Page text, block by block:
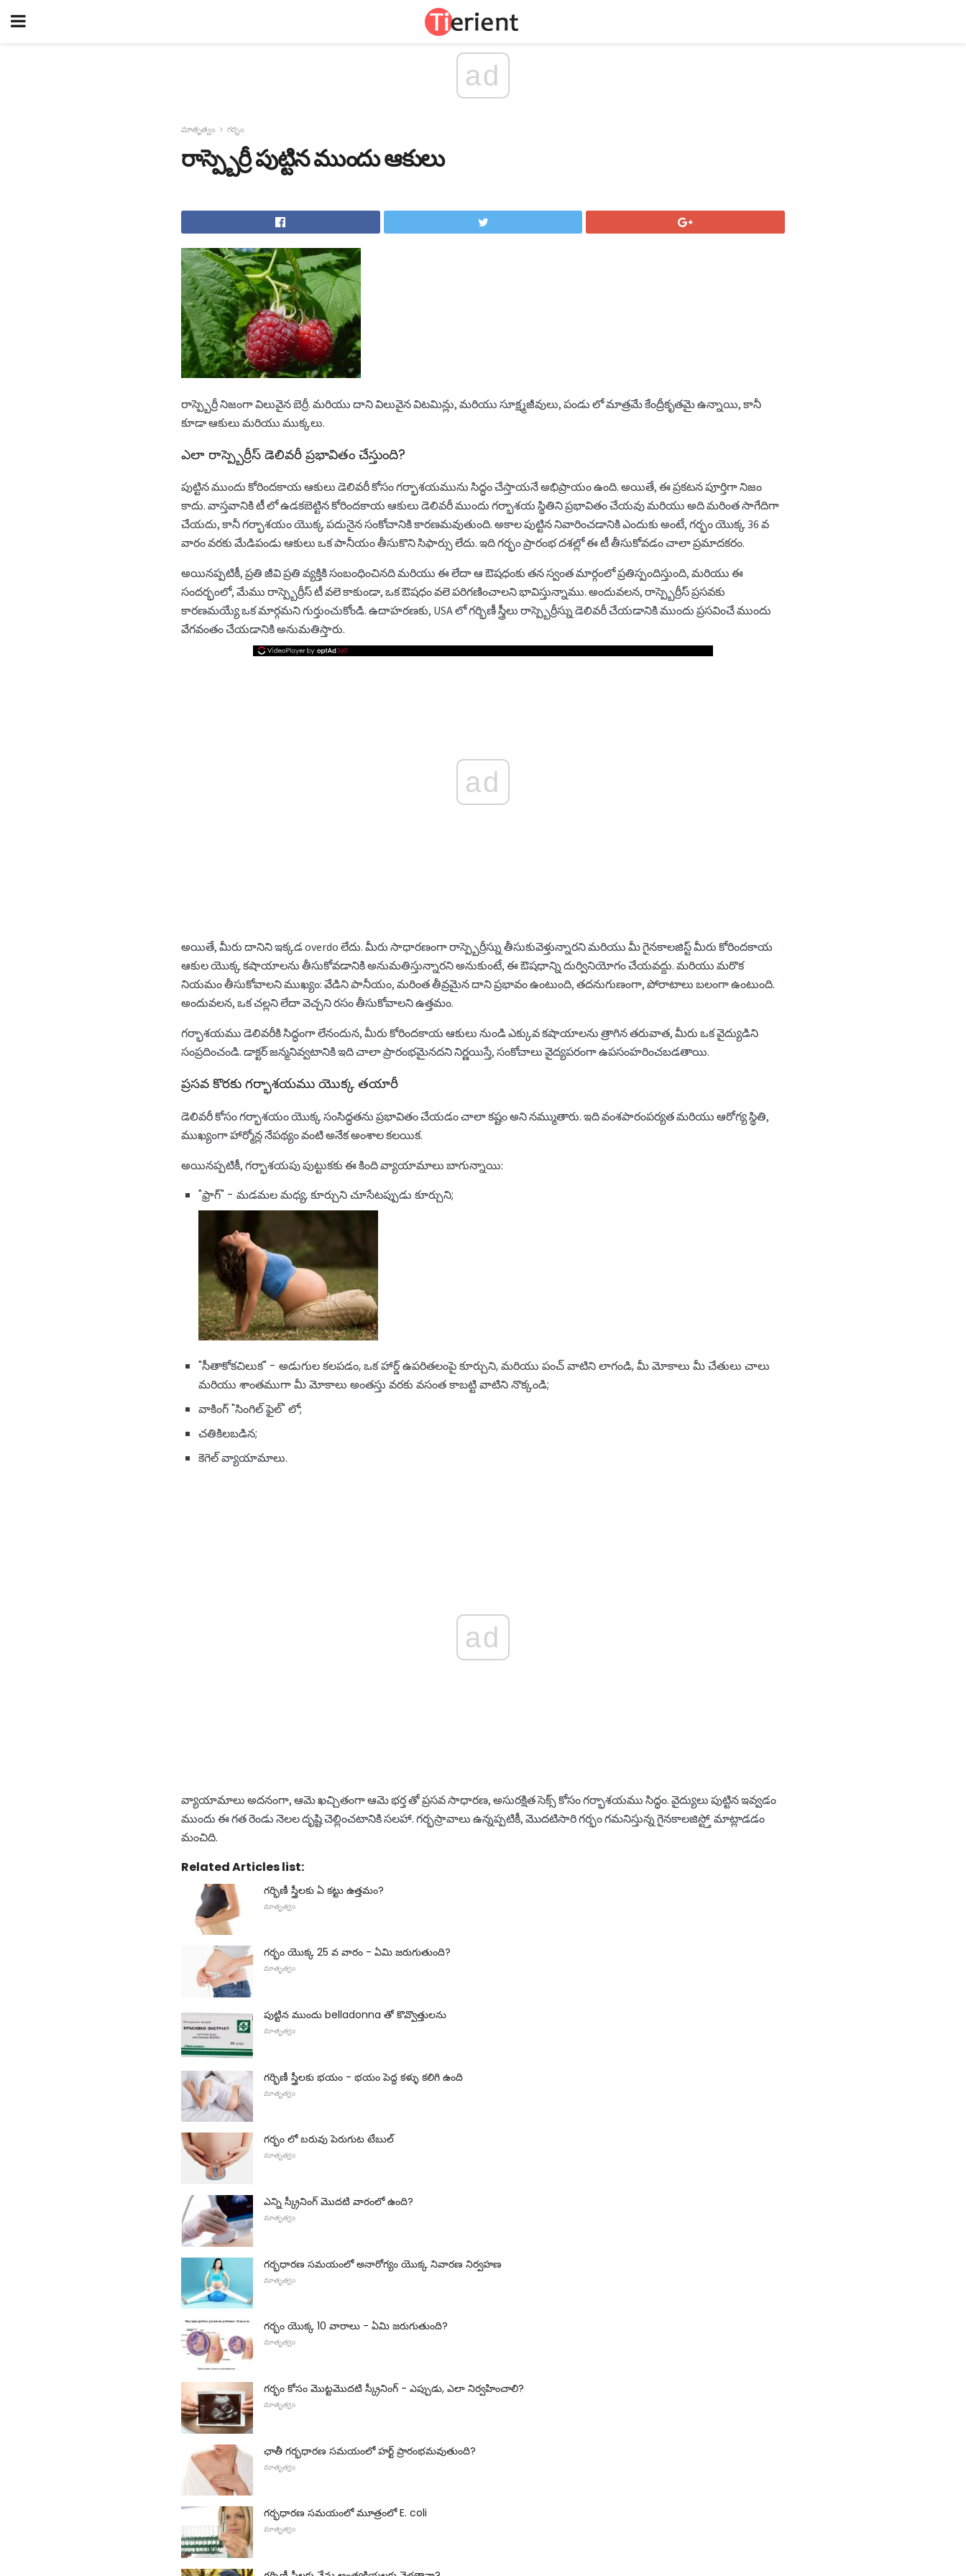
ad
మాతృత్వం గర్భం
రాస్ప్బెర్రీ పుట్టిన ముందు ఆకులు
రాస్ప్బెర్రీ నిజంగా విలువైన బెర్రీ. మరియు దాని విలువైన విటమిన్లు, మరియు సూక్ష్మజీవులు, పండు లో మాత్రమే కేంద్రీకృతమై ఉన్నాయి, కానీ
కూడా ఆకులు మరియు ముక్కలు.
ఎలా రాస్ప్బెర్రీస్ డెలివరీ ప్రభావితం చేస్తుంది?
పుట్టిన ముందు కోరిందకాయ ఆకులు డెలివరీ కోసం గర్భాశయమును సిద్ధం చేస్తాయనే అభిప్రాయం ఉంది. అయితే, ఈ ప్రకటన పూర్తిగా నిజం
కాదు. వాస్తవానికి టీ లో ఉడకబెట్టిన కోరిందకాయ ఆకులు డెలివరీ ముందు గర్భాశయ స్థితిని ప్రభావితం చేయవు మరియు అది మరింత సాగేదిగా
చేయదు, కానీ గర్భాశయం యొక్క పదునైన సంకోచానికి కారణమవుతుంది. అకాల పుట్టిన నివారించడానికి ఎందుకు అంటే, గర్భం యొక్క 36 వ
వారం వరకు మేడిపండు ఆకులు ఒక పానీయం తీసుకొని సిఫార్సు లేదు. ఇది గర్భం ప్రారంభ దశల్లో ఈ టీ తీసుకోవడం చాలా ప్రమాదకరం.
అయినప్పటికీ, ప్రతి జీవి ప్రతి వ్యక్తికి సంబంధించినది మరియు ఈ లేదా ఆ ఔషధంకు తన స్వంత మార్గంలో ప్రతిస్పందిస్తుంది, మరియు ఈ
సందర్భంలో, మేము రాస్ప్బెర్రీస్ టీ వలె కాకుండా, ఒక ఔషధం వలె పరిగణించాలని భావిస్తున్నాము. అందువలన, రాస్ప్బెర్రీస్ ప్రసవకు
కారణమయ్యే ఒక మార్గమని గుర్తుంచుకోండి. ఉదాహరణకు, USA లో గర్భిణీ స్త్రీలు రాస్ప్బెర్రీస్ను డెలివరీ చేయడానికి ముందు ప్రసవించే ముందు
వేగవంతం చేయడానికి అనుమతిస్తారు.
ad
అయితే, మీరు దానిని ఇక్కడ overdo లేదు. మీరు సాధారణంగా రాస్ప్బెర్రీస్ను తీసుకువెళ్తున్నారని మరియు మీ గైనకాలజిస్ట్ మీరు కోరిందకాయ
ఆకుల యొక్క కషాయాలను తీసుకోవడానికి అనుమతిస్తున్నారని అనుకుంటే, ఈ ఔషధాన్ని దుర్వినియోగం చేయవద్దు. మరియు మరొక
నియమం తీసుకోవాలని ముఖ్యం: వేడిని పానీయం, మరింత తీవ్రమైన దాని ప్రభావం ఉంటుంది, తదనుగుణంగా, పోరాటాలు బలంగా ఉంటుంది.
అందువలన, ఒక చల్లని లేదా వెచ్చని రసం తీసుకోవాలని ఉత్తమం.
గర్భాశయము డెలివరీకి సిద్ధంగా లేనందున, మీరు కోరిందకాయ ఆకులు నుండి ఎక్కువ కషాయాలను త్రాగిన తరువాత, మీరు ఒక వైద్యుడిని
సంప్రదించండి. డాక్టర్ జన్మనివ్వటానికి ఇది చాలా ప్రారంభమైనదని నిర్ణయిస్తే, సంకోచాలు వైద్యపరంగా ఉపసంహరించబడతాయి.
ప్రసవ కొరకు గర్భాశయము యొక్క తయారీ
డెలివరీ కోసం గర్భాశయం యొక్క సంసిద్ధతను ప్రభావితం చేయడం చాలా కష్టం అని నమ్ముతారు. ఇది వంశపారంపర్యత మరియు ఆరోగ్య స్థితి,
ముఖ్యంగా హార్మోన్ల నేపథ్యం వంటి అనేక అంశాల కలయిక.
అయినప్పటికీ, గర్భాశయపు పుట్టుకకు ఈ కింది వ్యాయామాలు బాగున్నాయి:
"ఫ్రాగ్" - మడమల మధ్య, కూర్చుని చూసేటప్పుడు కూర్చుని;
"సీతాకోకచిలుక" - అడుగుల కలపడం, ఒక హార్డ్ ఉపరితలంపై కూర్చుని, మరియు పంచ్ వాటిని లాగండి, మీ మోకాలు మీ చేతులు చాలు
మరియు శాంతముగా మీ మోకాలు అంతస్తు వరకు వసంత కాబట్టి వాటిని నొక్కండి;
వాకింగ్ "సింగిల్ ఫైల్" లో;
చతికిలబడిన;
కెగెల్ వ్యాయామాలు.
ad
వ్యాయామాలు అదనంగా, ఆమె ఖచ్చితంగా ఆమె భర్త తో ప్రసవ సాధారణ, అసురక్షిత సెక్స్ కోసం గర్భాశయము సిద్ధం. వైద్యులు పుట్టిన ఇవ్వడం
ముందు ఈ గత రెండు నెలల దృష్టి చెల్లించటానికి సలహా. గర్భస్రావాలు ఉన్నప్పటికీ, మొదటిసారి గర్భం గమనిస్తున్న గైనకాలజిస్ట్తో మాట్లాడడం
మంచిది.
Related Articles list:
గర్భిణీ స్త్రీలకు ఏ కట్టు ఉత్తమం?
మాతృత్వం
గర్భం యొక్క 25 వ వారం - ఏమి జరుగుతుంది?
మాతృత్వం
పుట్టిన ముందు belladonna తో కొవ్వొత్తులను
మాతృత్వం
గర్భిణీ స్త్రీలకు భయం - భయం పెద్ద కళ్ళు కలిగి ఉంది
మాతృత్వం
గర్భం లో బరువు పెరుగుట టేబుల్
మాతృత్వం
ఎన్ని స్క్రీనింగ్ మొదటి వారంలో ఉంది?
మాతృత్వం
గర్భధారణ సమయంలో అనారోగ్యం యొక్క నివారణ నిర్వహణ
మాతృత్వం
గర్భం యొక్క 10 వారాలు - ఏమి జరుగుతుంది?
మాతృత్వం
గర్భం కోసం మొట్టమొదటి స్క్రీనింగ్ - ఎప్పుడు, ఎలా నిర్వహించాలి?
మాతృత్వం
ఛాతీ గర్భధారణ సమయంలో హర్ట్ ప్రారంభమవుతుంది?
మాతృత్వం
గర్భధారణ సమయంలో మూత్రంలో E. coli
మాతృత్వం